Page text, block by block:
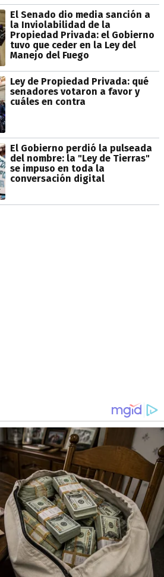
El Senado dio media sanción a
la Inviolabilidad de la
Propiedad Privada: el Gobierno
tuvo que ceder en la Ley del
Manejo del Fuego
Ley de Propiedad Privada: qué
senadores votaron a favor y
cuáles en contra
El Gobierno perdió la pulseada
del nombre: la "Ley de Tierras"
se impuso en toda la
conversación digital